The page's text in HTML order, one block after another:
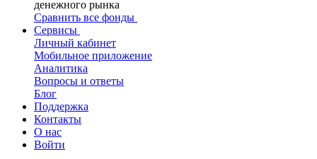
денежного рынка
Сравнить все фонды
Сервисы
Личный кабинет
Мобильное приложение
Аналитика
Вопросы и ответы
Блог
Поддержка
Контакты
О нас
Войти